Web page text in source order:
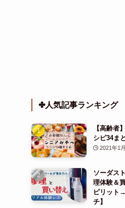
✤人気記事ランキング
【高齢者
シピ34ま
2021年1
ソーダス
理体験＆
ピリット
チ】